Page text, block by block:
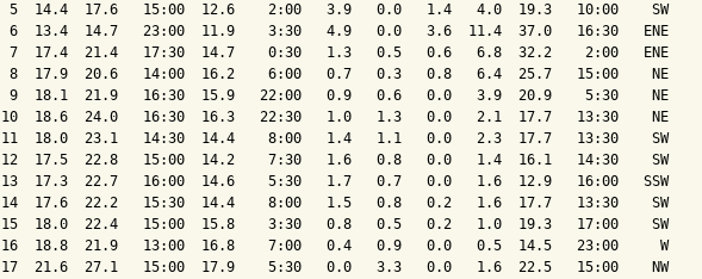
5  14.4  17.6   15:00  12.6    2:00   3.9   0.0   1.4   4.0  19.3   10:00    SW
6  13.4  14.7   23:00  11.9    3:30   4.9   0.0   3.6  11.4  37.0   16:30   ENE
7  17.4  21.4   17:30  14.7    0:30   1.3   0.5   0.6   6.8  32.2    2:00   ENE
8  17.9  20.6   14:00  16.2    6:00   0.7   0.3   0.8   6.4  25.7   15:00    NE
9  18.1  21.9   16:30  15.9   22:00   0.9   0.6   0.0   3.9  20.9    5:30    NE
10  18.6  24.0   16:30  16.3   22:30   1.0   1.3   0.0   2.1  17.7   13:30    NE
11  18.0  23.1   14:30  14.4    8:00   1.4   1.1   0.0   2.3  17.7   13:30    SW
12  17.5  22.8   15:00  14.2    7:30   1.6   0.8   0.0   1.4  16.1   14:30    SW
13  17.3  22.7   16:00  14.6    5:30   1.7   0.7   0.0   1.6  12.9   16:00   SSW
14  17.6  22.2   15:30  14.4    8:00   1.5   0.8   0.2   1.6  17.7   13:30    SW
15  18.0  22.4   15:00  15.8    3:30   0.8   0.5   0.2   1.0  19.3   17:00    SW
16  18.8  21.9   13:00  16.8    7:00   0.4   0.9   0.0   0.5  14.5   23:00     W
17  21.6  27.1   15:00  17.9    5:30   0.0   3.3   0.0   1.6  22.5   15:00    NW